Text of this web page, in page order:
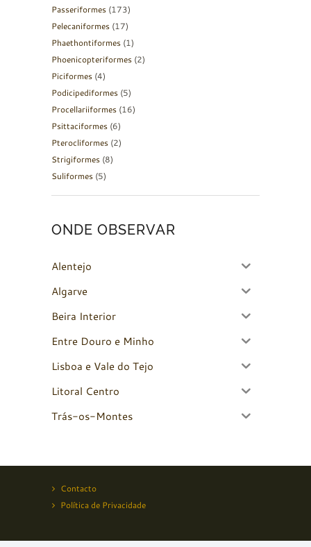
Passeriformes (173)
Pelecaniformes (17)
Phaethontiformes (1)
Phoenicopteriformes (2)
Piciformes (4)
Podicipediformes (5)
Procellariiformes (16)
Psittaciformes (6)
Pterocliformes (2)
Strigiformes (8)
Suliformes (5)
ONDE OBSERVAR
Alentejo
Algarve
Beira Interior
Entre Douro e Minho
Lisboa e Vale do Tejo
Litoral Centro
Trás-os-Montes
Contacto
Política de Privacidade